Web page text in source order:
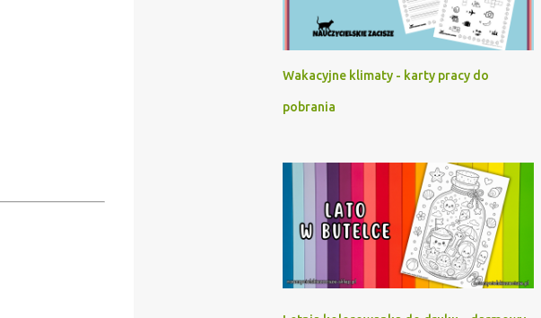
Wakacyjne klimaty - karty pracy do
pobrania